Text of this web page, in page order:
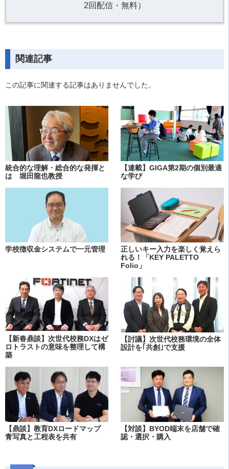
2回配信・無料）
関連記事
この記事に関連する記事はありませんでした。
統合的な理解・総合的な発揮と
は 堀田龍也教授
【連載】GIGA第2期の個別最適
な学び
学校徴収金システムで一元管理
正しいキー入力を楽しく覚えら
れる！「KEY PALETTO
Folio」
【新春鼎談】次世代校務DXはゼ
ロトラストの意味を整理して構
築
【討議】次世代校務環境の全体
設計を｢共創｣で支援
【鼎談】教育DXロードマップ
青写真と工程表を共有
【対談】BYOD端末を店舗で確
認・選択・購入